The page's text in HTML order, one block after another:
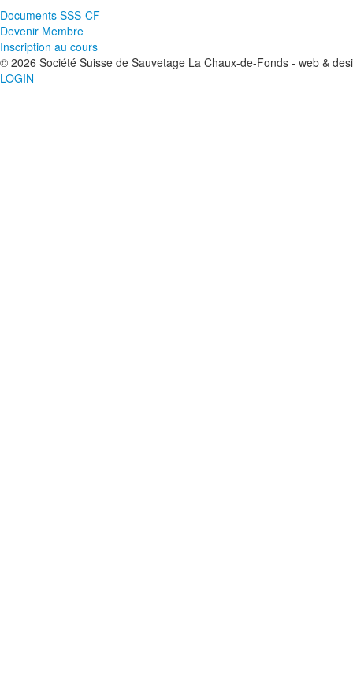
Documents SSS-CF
Devenir Membre
Inscription au cours
© 2026 Société Suisse de Sauvetage La Chaux-de-Fonds - web &
LOGIN